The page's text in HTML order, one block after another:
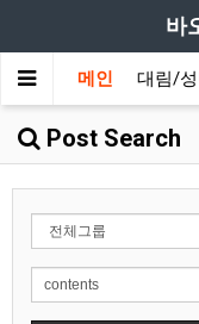
바
메인 대림/
Post Search